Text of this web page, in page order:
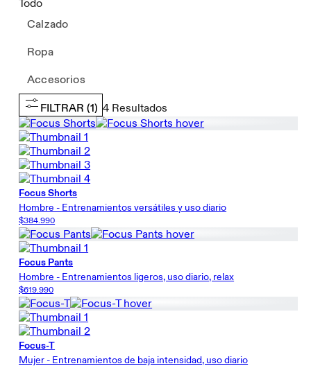
Todo
Calzado
Ropa
Accesorios
FILTRAR (1) 4 Resultados
Focus Shorts
Hombre - Entrenamientos versátiles y uso diario
$384.990
Focus Pants
Hombre - Entrenamientos ligeros, uso diario, relax
$619.990
Focus-T
Mujer - Entrenamientos de baja intensidad, uso diario